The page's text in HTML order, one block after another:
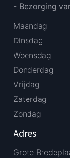
- Bezorging
Maandag
Dinsdag
Woensdag
Donderdag
Vrijdag
Zaterdag
Zondag
Adres
Grote